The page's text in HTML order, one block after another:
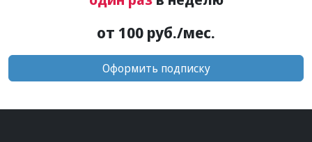
от 100 руб./мес.
Оформить подписку